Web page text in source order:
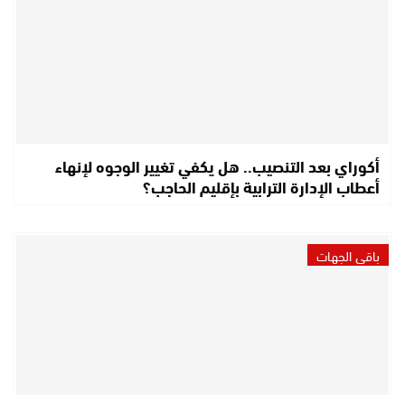
أكوراي بعد التنصيب.. هل يكفي تغيير الوجوه لإنهاء
أعطاب الإدارة الترابية بإقليم الحاجب؟
باقي الجهات